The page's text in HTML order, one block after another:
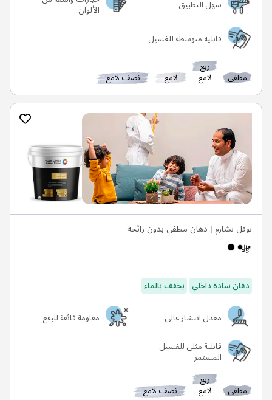
سهل التطبيق
الألوان
قابليه متوسطة للغسيل
مطفي
ربع
لامع لامع نصف لامع
نوفل تشارم | دهان مطفي بدون رائحة
دهان سادة داخلي يخفف بالماء
معدل انتشار عالي
مقاومة فائقة للبقع
قابلية مثلى للغسيل
المستمر
مطفي
ربع
لامع نصف لامع